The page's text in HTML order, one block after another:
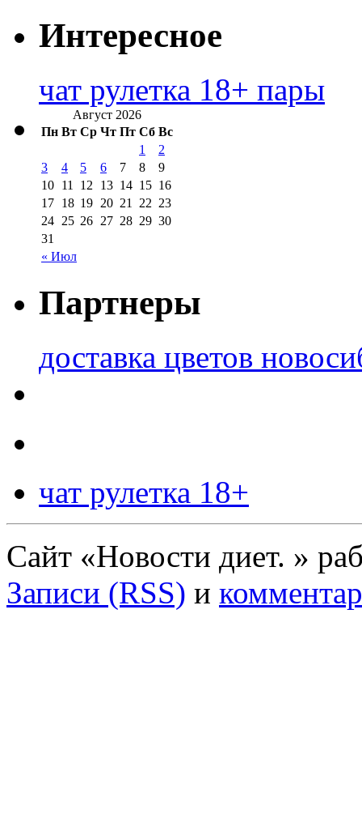
Интересное
чат рулетка 18+ пары
Август 2026
Пн Вт Ср Чт Пт Сб Вс
« Июл
1
2
3
4 5 6 7 8
9
10 11 12 13 14 15 16
17 18 19 20 21 22 23
24 25 26 27 28 29 30
31
Партнеры
доставка цветов
чат рулетка 18+
Сайт «Новости диет. »
Записи (RSS) и